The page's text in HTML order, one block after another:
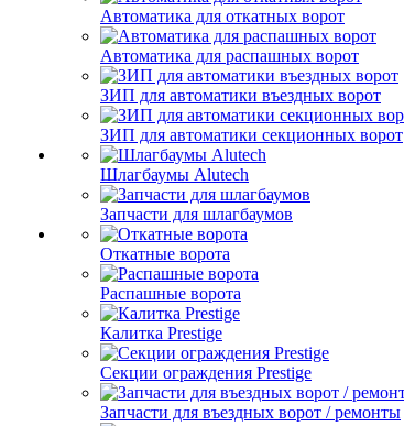
Автоматика для откатных ворот
Автоматика для распашных ворот
ЗИП для автоматики въездных ворот
ЗИП для автоматики секционных ворот
Шлагбаумы Alutech
Запчасти для шлагбаумов
Откатные ворота
Распашные ворота
Калитка Prestige
Секции ограждения Prestige
Запчасти для въездных ворот / ремонты